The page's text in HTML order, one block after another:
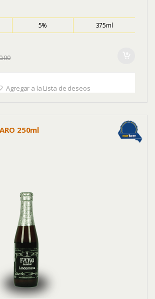
5%
375ml
Agregar a la Lista de deseos
250ml